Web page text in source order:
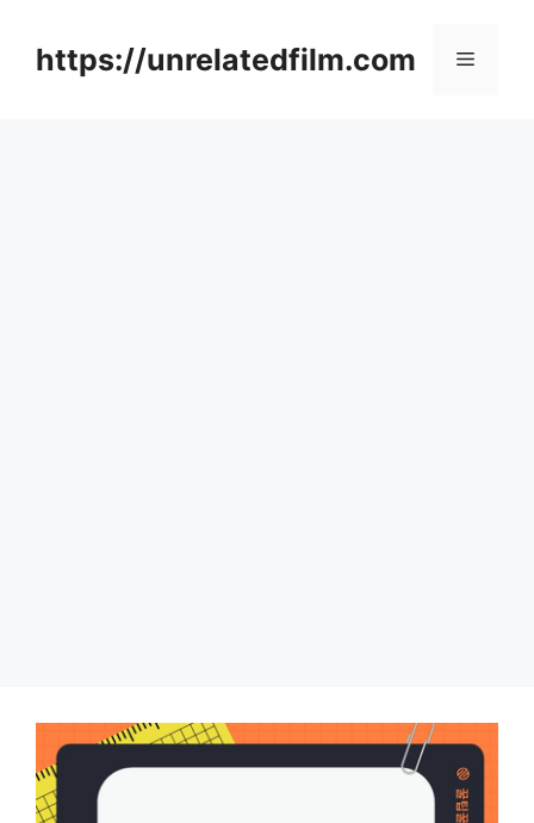
contenthttps://unrelatedfilm.com Menu